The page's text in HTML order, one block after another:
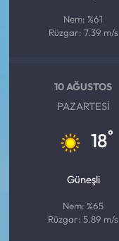
Nem: %61
Rüzgar: 7.39 m/s
10 AĞUSTOS
PAZARTESI
18°
Güneşli
Nem: %65
Rüzgar: 5.89 m/s